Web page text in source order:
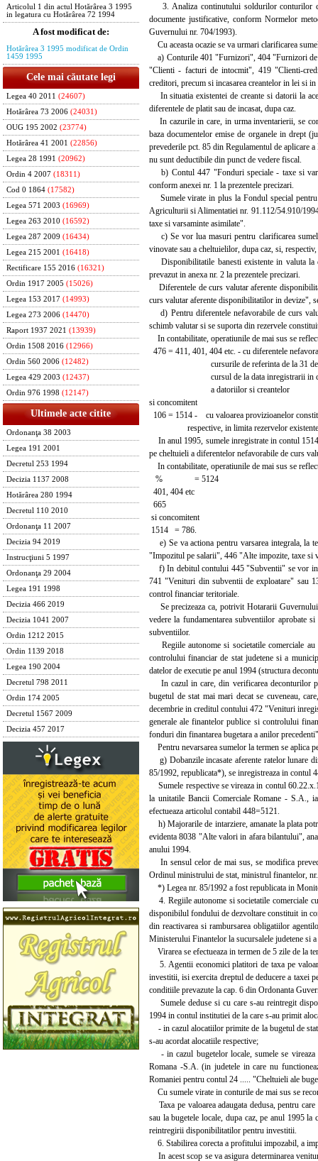
Articolul 1 din actul Hotărârea 3 1995
in legatura cu Hotărârea 72 1994
A fost modificat de:
Hotărârea 3 1995 modificat de Ordin
1459 1995
Cele mai căutate legi
Legea 40 2011 (24607)
Hotărârea 73 2006 (24031)
OUG 195 2002 (23774)
Hotărârea 41 2001 (22856)
Legea 28 1991 (20962)
Ordin 4 2007 (18311)
Cod 0 1864 (17582)
Legea 571 2003 (16969)
Legea 263 2010 (16592)
Legea 287 2009 (16434)
Legea 215 2001 (16418)
Rectificare 155 2016 (16321)
Ordin 1917 2005 (15026)
Legea 153 2017 (14993)
Legea 273 2006 (14470)
Raport 1937 2021 (13939)
Ordin 1508 2016 (12966)
Ordin 560 2006 (12482)
Legea 429 2003 (12437)
Ordin 976 1998 (12147)
Ultimele acte citite
Ordonanţa 38 2003
Legea 191 2001
Decretul 253 1994
Decizia 1137 2008
Hotărârea 280 1994
Decretul 110 2010
Ordonanţa 11 2007
Decizia 94 2019
Instrucţiuni 5 1997
Ordonanţa 29 2004
Legea 191 1998
Decizia 466 2019
Decizia 1041 2007
Ordin 1212 2015
Ordin 1139 2018
Legea 190 2004
Decretul 798 2011
Ordin 174 2005
Decretul 1567 2009
Decizia 457 2017
3. Analiza continutului soldurilor conturilor
documente justificative, conform Normelor
Guvernului nr. 704/1993).
Cu aceasta ocazie se va urmari clarificarea
a) Conturile 401 "Furnizori", 404 "Furnizori
"Clienti - facturi de intocmit", 419 "Clienti-
creditori, precum si incasarea creantelor in lei si in
In situatia existentei de creante si datorii la
diferentele de platit sau de incasat, dupa caz.
In cazurile in care, in urma inventarierii, se
baza documentelor emise de organele in drept
prevederile pct. 85 din Regulamentul de aplicare
nu sunt deductibile din punct de vedere fiscal.
b) Contul 447 "Fonduri speciale - taxe si
conform anexei nr. 1 la prezentele precizari.
Sumele virate in plus la Fondul special
Agriculturii si Alimentatiei nr. 91.112/54.910/
taxe si varsaminte asimilate".
c) Se vor lua masuri pentru clarificarea
vinovate sau a cheltuielilor, dupa caz, si,
Disponibilitatile banesti existente in valuta la
prevazut in anexa nr. 2 la prezentele precizari.
Diferentele de curs valutar aferente
curs valutar aferente disponibilitatilor in devize",
d) Pentru diferentele nefavorabile de curs
schimb valutar si se suporta din rezervele
In contabilitate, operatiunile de mai sus se
476 = 411, 401, 404 etc. - cu diferentele
cursurile de referinta de la 31
cursul de la data inregistrarii in
a datoriilor si creantelor
si concomitent
106 = 1514 - cu valoarea provizioanelor
respective, in limita rezervelor
In anul 1995, sumele inregistrate in contul
pe cheltuieli a diferentelor nefavorabile de curs
In contabilitate, operatiunile de mai sus se
% = 5124
401, 404 etc
665
si concomitent
1514 = 786.
e) Se va actiona pentru varsarea integrala, la
"Impozitul pe salarii", 446 "Alte impozite, taxe si
f) In debitul contului 445 "Subventii" se vor
741 "Venituri din subventii de exploatare" sau
control financiar teritoriale.
Se precizeaza ca, potrivit Hotararii
vedere la fundamentarea subventiilor aprobate
subventiilor.
Regiile autonome si societatile comerciale au
controlului financiar de stat judetene si a
datelor de executie pe anul 1994 (structura
In cazul in care, din verificarea deconturilor
bugetul de stat mai mari decat se cuveneau,
decembrie in creditul contului 472 "Venituri
generale ale finantelor publice si controlului
fonduri din finantarea bugetara a anilor
Pentru nevarsarea sumelor la termen se aplica
g) Dobanzile incasate aferente ratelor lunare
85/1992, republicata*), se inregistreaza in contul
Sumele respective se vireaza in contul
la unitatile Bancii Comerciale Romane - S.A.,
efectueaza articolul contabil 448=5121.
h) Majorarile de intarziere, amanate la plata
evidenta 8038 "Alte valori in afara bilantului",
anului 1994.
In sensul celor de mai sus, se modifica
Ordinul ministrului de stat, ministrul finantelor,
*) Legea nr. 85/1992 a fost republicata in
4. Regiile autonome si societatile comerciale
disponibilul fondului de dezvoltare constituit in
din reactivarea si rambursarea obligatiilor
Ministerului Finantelor la sucursalele judetene si
Virarea se efectueaza in termen de 5 zile de la
5. Agentii economici platitori de taxa pe
investitii, isi exercita dreptul de deducere a taxei
conditiile prevazute la cap. 6 din Ordonanta
Sumele deduse si cu care s-au reintregit
1994 in contul institutiei de la care s-au primit
- in cazul alocatiilor primite de la bugetul de
s-au acordat alocatiile respective;
- in cazul bugetelor locale, sumele se vireaza
Romana -S.A. (in judetele in care nu
Romaniei pentru contul 24 ..... "Cheltuieli ale
Cu sumele virate in conturile de mai sus se
Taxa pe valoarea adaugata dedusa, pentru
sau la bugetele locale, dupa caz, pe anul 1995
reintregirii disponibilitatilor pentru investitii.
6. Stabilirea corecta a profitului impozabil, a
In acest scop se va asigura determinarea